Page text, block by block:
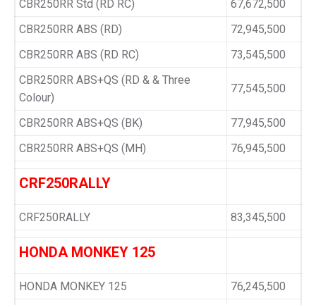
CBR250RR Std (RD RC)
67,672,500
CBR250RR ABS (RD)
72,945,500
CBR250RR ABS (RD RC)
73,545,500
CBR250RR ABS+QS (RD & & Three
Colour)
77,545,500
CBR250RR ABS+QS (BK)
77,945,500
CBR250RR ABS+QS (MH)
76,945,500
CRF250RALLY
CRF250RALLY 83,345,500
HONDA MONKEY 125
HONDA MONKEY 125 76,245,500